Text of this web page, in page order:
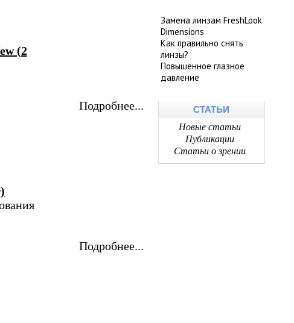
(2
Подробнее...
Подробнее...
Замена линзам FreshLook
Dimensions
Как правильно снять
линзы?
Повышенное глазное
давление
СТАТЬИ
Новые статьи
Публикации
Статьи о зрении